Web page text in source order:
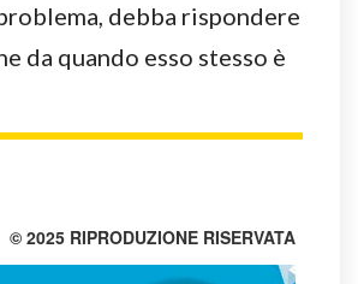
debba rispondere
da quando esso stesso è
© 2025 RIPRODUZIONE RISERVATA